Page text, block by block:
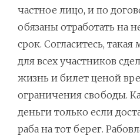
частное лицо, и по
обязаны отработать на
срок. Согласитесь,
для всех участников
жизнь и билет ценой
ограничения свободы.
деньги только если
раба на тот берег.